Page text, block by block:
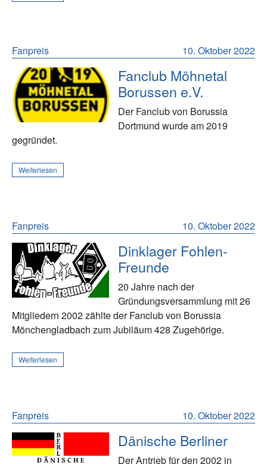
10. Oktober 2022
Fanpreis
Fanclub Möhnetal
Borussen e.V.
Der Fanclub von Borussia
Dortmund wurde am 2019
gegründet.
Weiterlesen
10. Oktober 2022
Fanpreis
Dinklager Fohlen-
Freunde
20 Jahre nach der
Gründungsversammlung mit 26
Mitgliedern 2002 zählte der Fanclub von Borussia
Mönchengladbach zum Jubiläum 428 Zugehörige.
Weiterlesen
10. Oktober 2022
Fanpreis
Dänische Berliner
Der Antrieb für den 2002 in